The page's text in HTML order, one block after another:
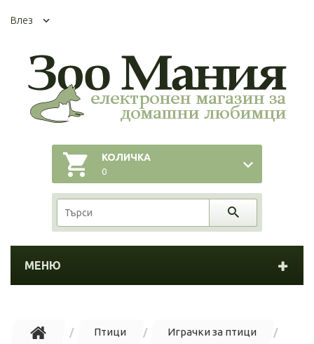
Влез
КОЛИЧКА
0
МЕНЮ
Птици Играчки за птици